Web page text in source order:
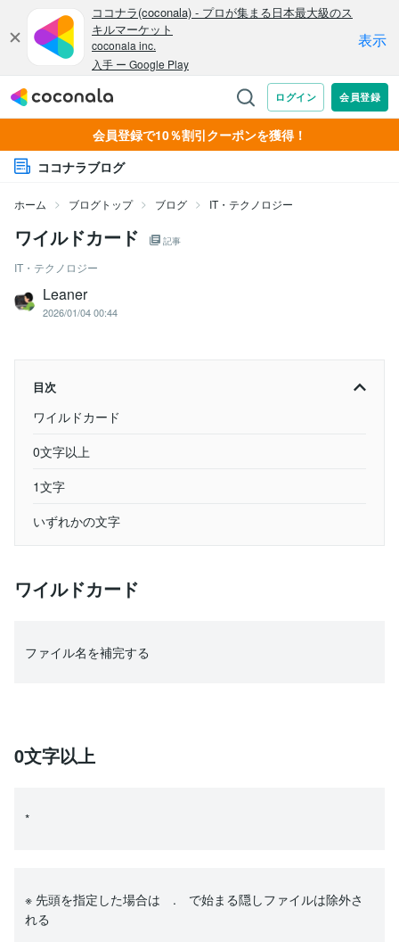
会員登録で10％割引クーポンを獲得！
ココナラブログ
ホーム ブログトップ ブログ IT・テクノロジー
ワイルドカード 記事
IT・テクノロジー
Leaner
2026/01/04 00:44
目次
ワイルドカード
0文字以上
1文字
いずれかの文字
ワイルドカード
ファイル名を補完する
0文字以上
*
※ 先頭を指定した場合は . で始まる隠しファイルは除外さ
れる